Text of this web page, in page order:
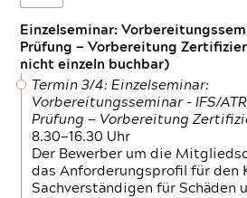
Einzelseminar:
Prüfung — Vorbereitung
nicht einzeln buchbar)
Termin 3/4: Einzelseminar:
Vorbereitungsseminar - IFS/
Prüfung — Vorbereitung
8.30—16.30 Uhr
Der Bewerber um die
das Anforderungsprofil für den
Sachverständigen für Schäden